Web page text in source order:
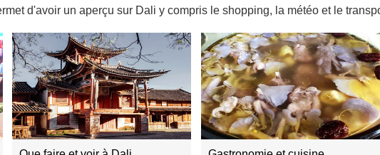
d'avoir un aperçu sur Dali y compris le shopping, la météo et le